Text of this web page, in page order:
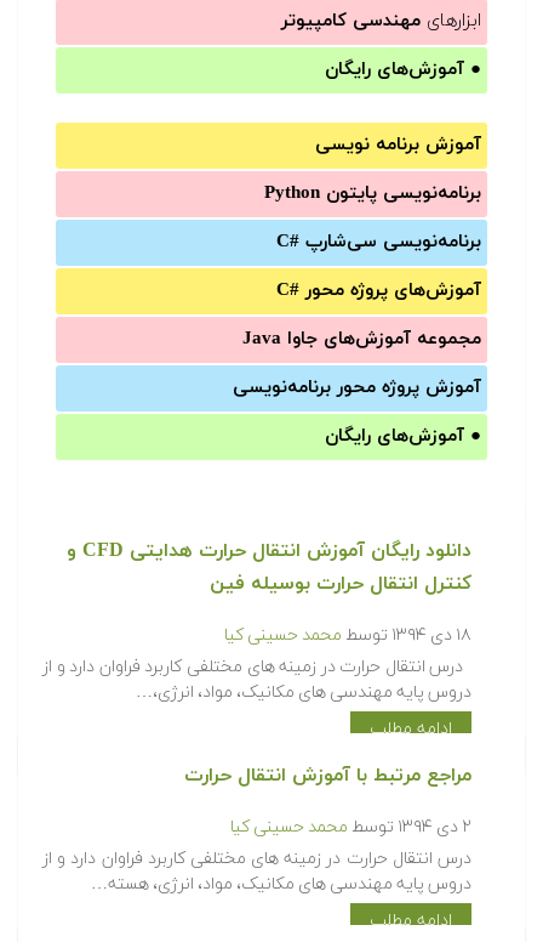
ابزارهای مهندسی کامپیوتر
● آموزش‌های رایگان
آموزش برنامه نویسی
برنامه‌نویسی پایتون Python
برنامه‌‌نویسی سی‌شارپ C#‎
آموزش‌های پروژه محور #C
مجموعه آموزش‌های جاوا Java
آموزش‌ پروژه محور برنامه‌نویسی
● آموزش‌های رایگان
دانلود رایگان آموزش انتقال حرارت هدایتی CFD و
کنترل انتقال حرارت بوسیله فین
۱۸ دی ۱۳۹۴ توسط محمد حسینی کیا
درس انتقال حرارت در زمینه های مختلفی کاربرد فراوان دارد و از
دروس پایه مهندسی های مکانیک، مواد، انرژی،…
ادامه مطلب
مراجع مرتبط با آموزش انتقال حرارت
۲ دی ۱۳۹۴ توسط محمد حسینی کیا
درس انتقال حرارت در زمینه های مختلفی کاربرد فراوان دارد و از
دروس پایه مهندسی های مکانیک، مواد، انرژی، هسته…
ادامه مطلب